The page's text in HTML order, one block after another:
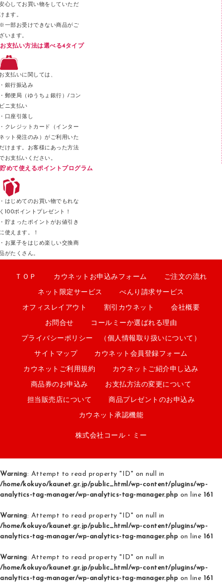
その他文具
セロハンテープ
スティックのり
クリップ
カッター
心してお買い物をしていただ
ます。
一部お受けできない商品がご
います。
お支払い方法は選べる4タイプ
支払いに関しては、
銀行振込み
郵便局（ゆうちょ銀行）/コン
ニ支払い
口座引落し
クレジットカード（インター
ット発注のみ）がご利用いた
けます。お客様にあった方法
お支払いください。
貯めて使えるポイントプログラム
はじめてのお買い物でもれな
100ポイントプレゼント！
貯まったポイントがお値引き
使えます。！
お菓子をはじめ楽しい交換商
がたくさん。
ＴＯＰ カウネットお申込みフォーム ご注文の流れ
ネット限定サービス べんり請求サービス
オフィスレイアウト 割引カウネット 会社概要
お問合せ コールミーか選ばれる理由
プライバシーポリシー （個人情報取り扱いについて）
サイトマップ カウネット会員登録フォーム
カウネットご利用規約 カウネットご紹介申し込み
商品券のお申込み お支払方法の変更について
担当販売店について 商品プレゼントのお申込み
カウネット承認機能
株式会社コール・ミー
Warning: Attempt to read property "ID" on null in
/home/kokuyo/kaunet.gr.jp/public_html/wp-content/plugins/wp-
analytics-tag-manager/wp-analytics-tag-manager.php on line 161
Warning: Attempt to read property "ID" on null in
/home/kokuyo/kaunet.gr.jp/public_html/wp-content/plugins/wp-
analytics-tag-manager/wp-analytics-tag-manager.php on line 161
Warning: Attempt to read property "ID" on null in
/home/kokuyo/kaunet.gr.jp/public_html/wp-content/plugins/wp-
analytics-tag-manager/wp-analytics-tag-manager.php on line 161